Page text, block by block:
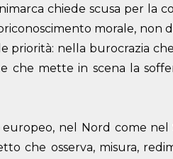
chiede scusa per la
morale, non
priorità: nella burocrazia
che mette in scena la
europeo, nel Nord come
che osserva, misura,